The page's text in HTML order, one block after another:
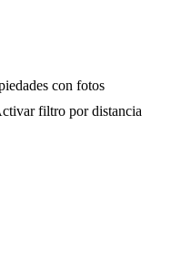
con fotos
filtro por distancia